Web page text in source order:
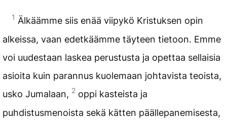
1 Älkäämme siis enää viipykö Kristuksen opin
alkeissa, vaan edetkäämme täyteen tietoon. Emme
voi uudestaan laskea perustusta ja opettaa sellaisia
asioita kuin parannus kuolemaan johtavista teoista,
usko Jumalaan, 2 oppi kasteista ja
puhdistusmenoista sekä kätten päällepanemisesta,